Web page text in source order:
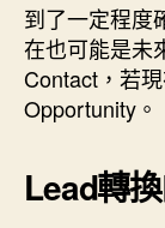
到了一定程度
在也可能是未
Contact，若
Opportunity。
Lead轉